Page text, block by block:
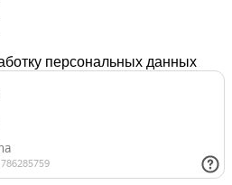
персональных данных